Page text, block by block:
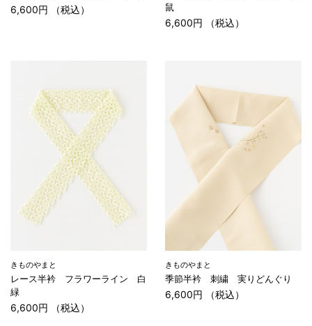
6,600円 （税込）
鼠
6,600円 （税込）
きものやまと
レース半衿 フラワーライン 白
緑
6,600円 （税込）
きものやまと
季節半衿 刺繍 実りどんぐり
6,600円 （税込）